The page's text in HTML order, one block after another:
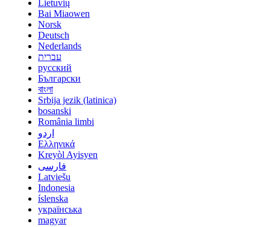
Lietuvių
Bai Miaowen
Norsk
Deutsch
Nederlands
עברית
русский
Български
বাংলা
Srbija jezik (latinica)
bosanski
România limbi
اردو
Ελληνικά
Kreyòl Ayisyen
فارسی
Latviešu
Indonesia
íslenska
українська
magyar